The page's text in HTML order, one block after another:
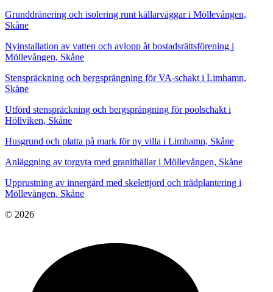
Grunddränering och isolering runt källarväggar i Möllevången,
Skåne
Nyinstallation av vatten och avlopp åt bostadsrättsförening i
Möllevången, Skåne
Stenspräckning och bergsprängning för VA-schakt i Limhamn,
Skåne
Utförd stenspräckning och bergsprängning för poolschakt i
Höllviken, Skåne
Husgrund och platta på mark för ny villa i Limhamn, Skåne
Anläggning av torgyta med granithällar i Möllevången, Skåne
Upprustning av innergård med skelettjord och trädplantering i
Möllevången, Skåne
© 2026